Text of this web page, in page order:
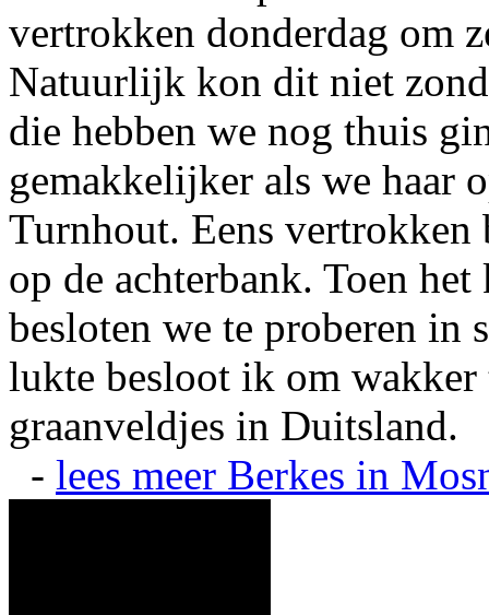
vertrokken donderdag om
Natuurlijk kon dit niet
die hebben we nog thuis
gemakkelijker als we haar
Turnhout. Eens vertrokken
op de achterbank. Toen
besloten we te proberen in
lukte besloot ik om
graanveldjes in Duitsland.
- lees meer Berkes in